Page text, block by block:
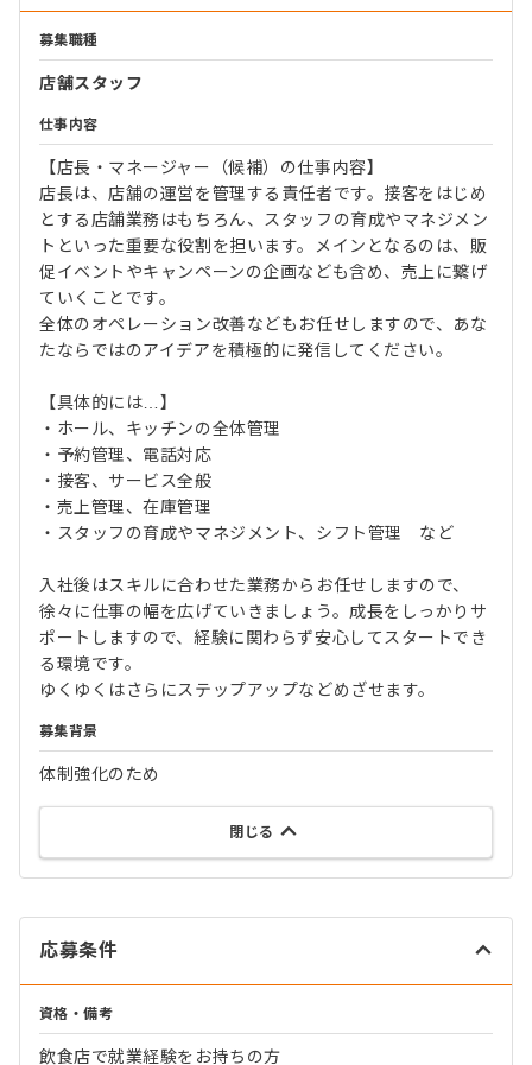
募集職種
店舗スタッフ
仕事内容
【店長・マネージャー（候補）の仕事内容】
店長は、店舗の運営を管理する責任者です。接客をはじめ
とする店舗業務はもちろん、スタッフの育成やマネジメン
トといった重要な役割を担います。メインとなるのは、販
促イベントやキャンペーンの企画なども含め、売上に繋げ
ていくことです。
全体のオペレーション改善などもお任せしますので、あな
たならではのアイデアを積極的に発信してください。
【具体的には…】
・ホール、キッチンの全体管理
・予約管理、電話対応
・接客、サービス全般
・売上管理、在庫管理
・スタッフの育成やマネジメント、シフト管理 など
入社後はスキルに合わせた業務からお任せしますので、
徐々に仕事の幅を広げていきましょう。成長をしっかりサ
ポートしますので、経験に関わらず安心してスタートでき
る環境です。
ゆくゆくはさらにステップアップなどめざせます。
募集背景
体制強化のため
閉じる
応募条件
資格・備考
飲食店で就業経験をお持ちの方